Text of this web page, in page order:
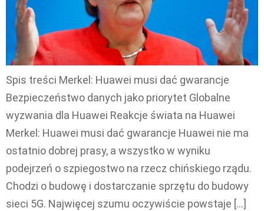
Spis treści Merkel: Huawei musi dać gwarancje
Bezpieczeństwo danych jako priorytet Globalne
wyzwania dla Huawei Reakcje świata na Huawei
Merkel: Huawei musi dać gwarancje Huawei nie ma
ostatnio dobrej prasy, a wszystko w wyniku
podejrzeń o szpiegostwo na rzecz chińskiego rządu.
Chodzi o budowę i dostarczanie sprzętu do budowy
sieci 5G. Najwięcej szumu oczywiście powstaje […]